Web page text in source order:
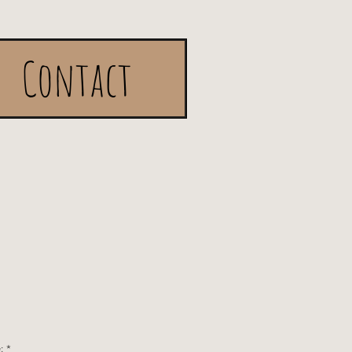
Contact
*